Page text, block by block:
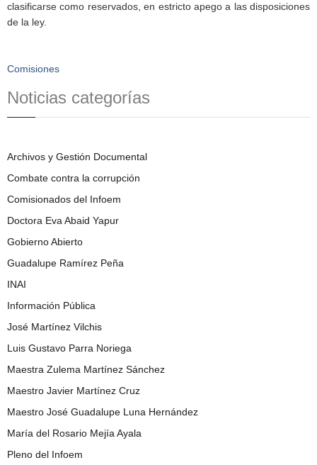
clasificarse como reservados, en estricto apego a las disposiciones
de la ley.
Comisiones
Noticias categorías
Archivos y Gestión Documental
Combate contra la corrupción
Comisionados del Infoem
Doctora Eva Abaid Yapur
Gobierno Abierto
Guadalupe Ramírez Peña
INAI
Información Pública
José Martínez Vilchis
Luis Gustavo Parra Noriega
Maestra Zulema Martínez Sánchez
Maestro Javier Martínez Cruz
Maestro José Guadalupe Luna Hernández
María del Rosario Mejía Ayala
Pleno del Infoem